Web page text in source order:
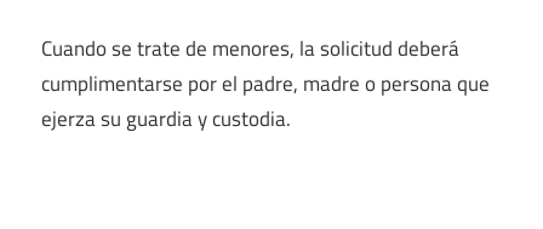
Cuando se trate de menores, la solicitud deberá
cumplimentarse por el padre, madre o persona que
ejerza su guardia y custodia.